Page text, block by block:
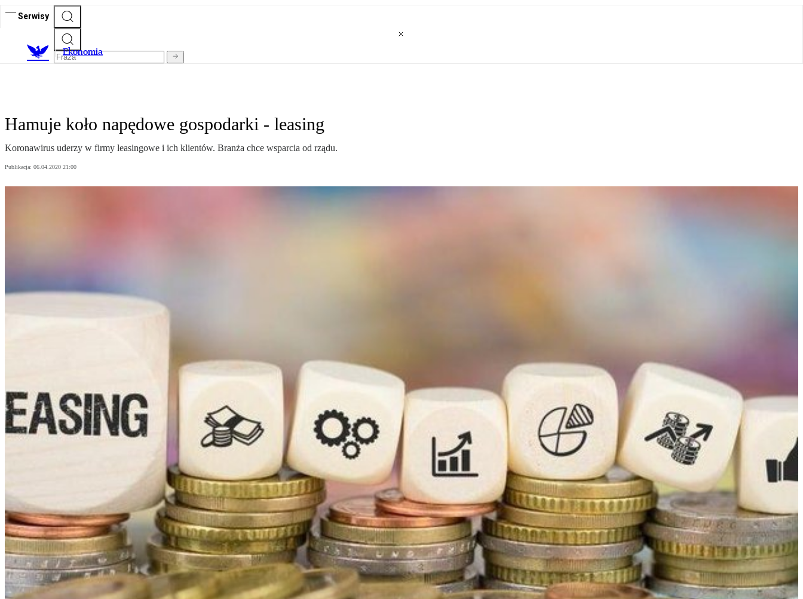
Serwisy
Ekonomia
Hamuje koło napędowe gospodarki - leasing
Koronawirus uderzy w firmy leasingowe i ich klientów. Branża chce wsparcia od rządu.
Publikacja: 06.04.2020 21:00